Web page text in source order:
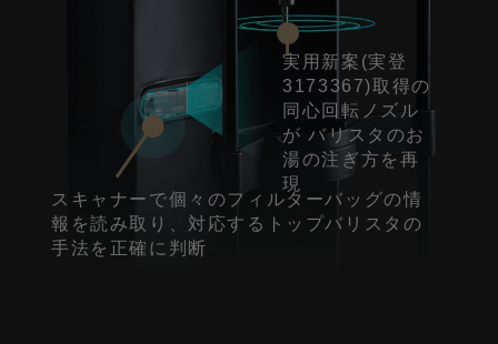
実用新案(実登
3173367)取得の
同心回転ノズル
が バリスタのお
湯の注ぎ方を再
現
スキャナーで個々のフィルターバッグの情
報を読み取り、対応するトップバリスタの
手法を正確に判断